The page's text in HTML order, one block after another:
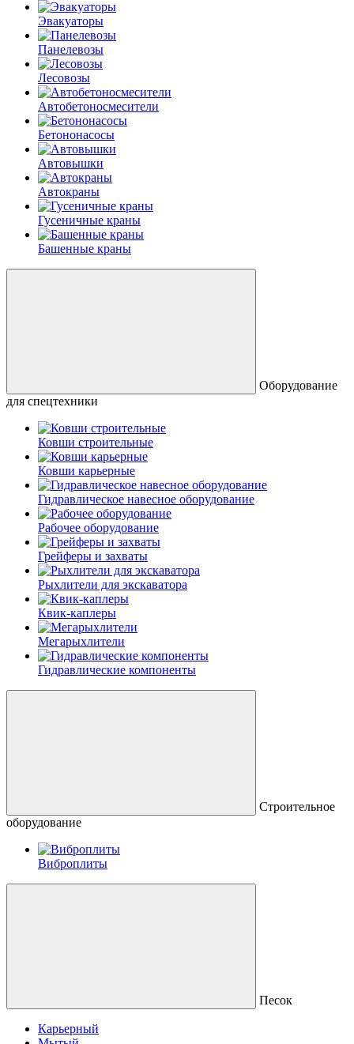
Эвакуаторы
Панелевозы
Лесовозы
Автобетоно­смесители
Бетононасосы
Автовышки
Автокраны
Гусеничные краны
Башенные краны
Оборудование
для спецтехники
Ковши строительные
Ковши карьерные
Гидравлическое навесное оборудование
Рабочее оборудование
Грейферы и захваты
Рыхлители для экскаватора
Квик-каплеры
Мегарыхлители
Гидравлические компоненты
Строительное
оборудование
Виброплиты
Песок
Карьерный